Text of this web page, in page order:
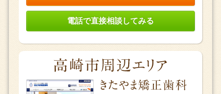
電話で直接相談してみる